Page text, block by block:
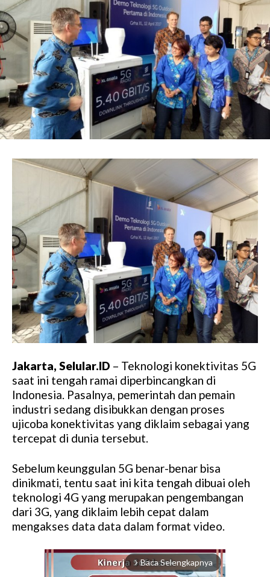
Jakarta, Selular.ID – Teknologi konektivitas 5G
saat ini tengah ramai diperbincangkan di
Indonesia. Pasalnya, pemerintah dan pemain
industri sedang disibukkan dengan proses
ujicoba konektivitas yang diklaim sebagai yang
tercepat di dunia tersebut.
Sebelum keunggulan 5G benar-benar bisa
dinikmati, tentu saat ini kita tengah dibuai oleh
teknologi 4G yang merupakan pengembangan
dari 3G, yang diklaim lebih cepat dalam
mengakses data data dalam format video.
arrow_forward_ios Baca Selengkapnya